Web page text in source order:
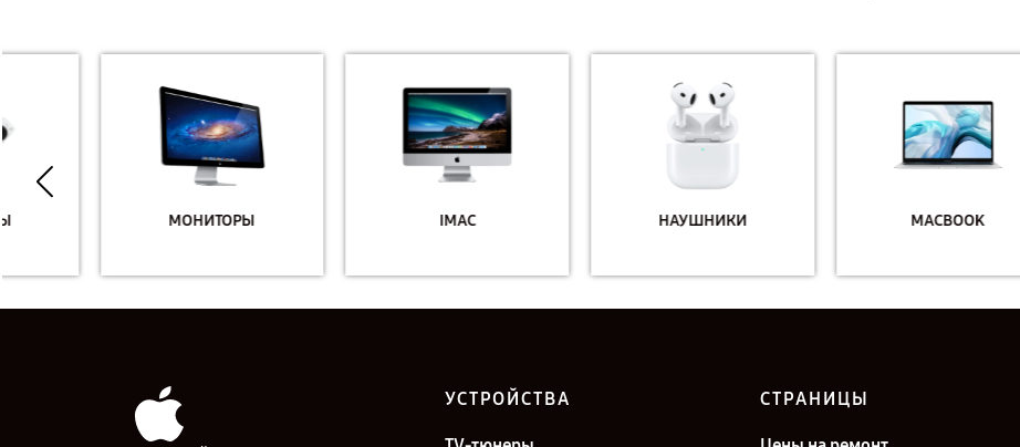
МОНИТОРЫ НАУШНИКИ
УСТРОЙСТВА СТРАНИЦЫ